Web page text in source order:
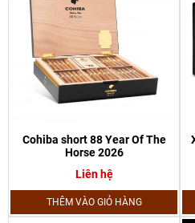
Cohiba short 88 Year Of The
Horse 2026
Liên hệ
THÊM VÀO GIỎ HÀNG